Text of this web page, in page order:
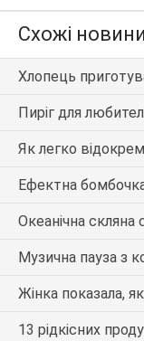
Схожі новини
Хлопець
Пиріг для
Як легко
Ефектна
Океанічна скляна
Музична пауза з
Жінка показала,
13 рідкісних